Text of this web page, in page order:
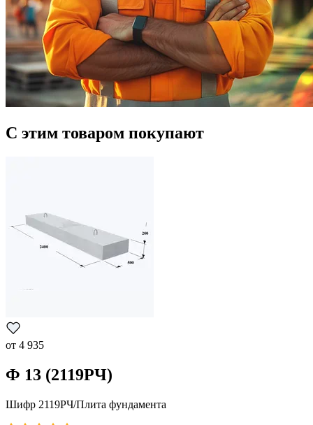
С этим товаром покупают
от 4 935
Ф 13 (2119РЧ)
Шифр 2119РЧ/Плита фундамента